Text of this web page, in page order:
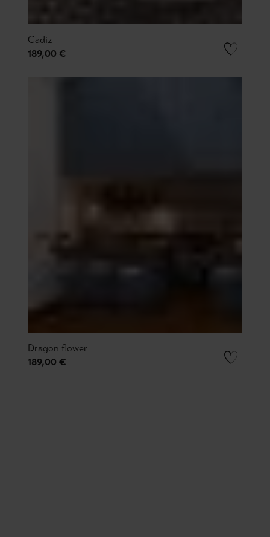
Cadiz
189,00 €
Dragon flower
189,00 €